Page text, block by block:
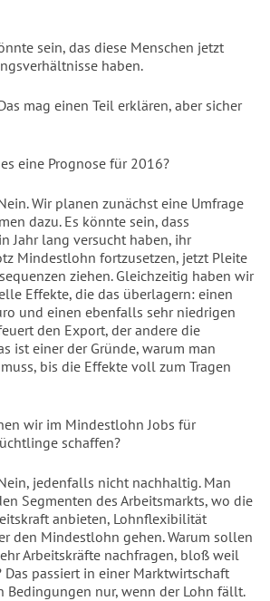
sein, das diese Menschen jetzt
haben.
mag einen Teil erklären, aber sicher
eine Prognose für 2016?
Wir planen zunächst eine Umfrage
dazu. Es könnte sein, dass
Jahr lang versucht haben, ihr
Mindestlohn fortzusetzen, jetzt Pleite
ziehen. Gleichzeitig haben wir
Effekte, die das überlagern: einen
und einen ebenfalls sehr niedrigen
den Export, der andere die
ist einer der Gründe, warum man
bis die Effekte voll zum Tragen
wir im Mindestlohn Jobs für
schaffen?
jedenfalls nicht nachhaltig. Man
Segmenten des Arbeitsmarkts, wo die
anbieten, Lohnflexibilität
den Mindestlohn gehen. Warum sollen
Arbeitskräfte nachfragen, bloß weil
Das passiert in einer Marktwirtschaft
Bedingungen nur, wenn der Lohn fällt.